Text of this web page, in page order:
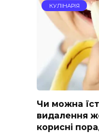
КУЛІНАРІЯ
Чи можна
видалення
корисні